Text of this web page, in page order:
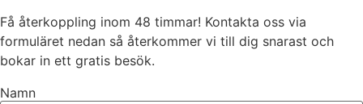
Få återkoppling inom 48 timmar! Kontakta oss via
formuläret nedan så återkommer vi till dig snarast och
bokar in ett gratis besök.
Namn